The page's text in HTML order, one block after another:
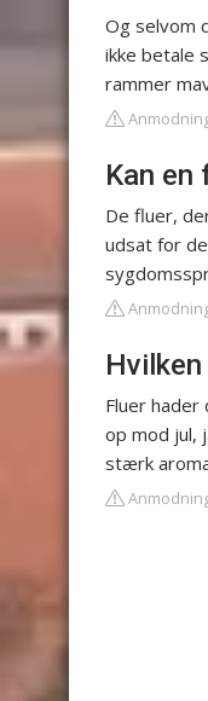
Og selvom
ikke betale
rammer
Kan en
De fluer,
udsat for
Fluer
op mod jul,
stærk